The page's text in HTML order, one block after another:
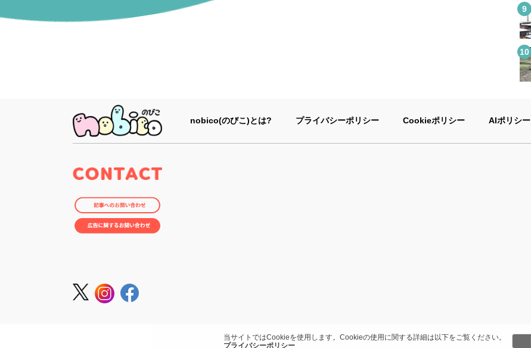
当サイトではCookieを使用します。Cookieの使用に関する詳細は以下をご覧ください。
プライバシーポリシー
nobico(のびこ)とは? プライバシーポリシー Cookieポリシー AIポリシー